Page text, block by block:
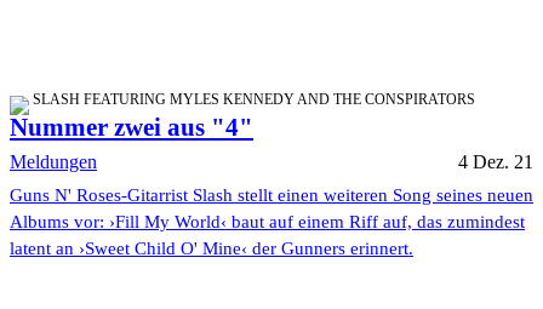
SLASH FEATURING MYLES KENNEDY AND THE CONSPIRATORS
Nummer zwei aus "4"
Meldungen 4 Dez. 21
Guns N' Roses-Gitarrist Slash stellt einen weiteren Song seines neuen
Albums vor: ›Fill My World‹ baut auf einem Riff auf, das zumindest
latent an ›Sweet Child O' Mine‹ der Gunners erinnert.